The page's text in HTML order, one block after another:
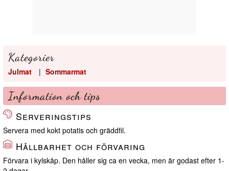
Kategorier
Julmat | Sommarmat
Information och tips
Serveringstips
Servera med kokt potatis och gräddfil.
Hållbarhet och förvaring
Förvara i kylskåp. Den håller sig ca en vecka, men är godast efter 1-